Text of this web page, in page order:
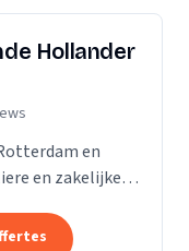
Hollander
en
en zakelijke